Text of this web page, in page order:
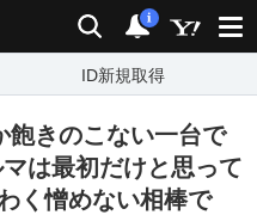
検索 通知
i
ID新規取得
飽きのこない一台で
は最初だけと思って
く憎めない相棒で